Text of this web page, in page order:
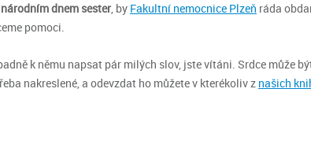
dnem sester, by Fakultní nemocnice Plzeň ráda
pomoci.
k němu napsat pár milých slov, jste vítáni. Srdce může
nakreslené, a odevzdat ho můžete v kterékoliv z našich